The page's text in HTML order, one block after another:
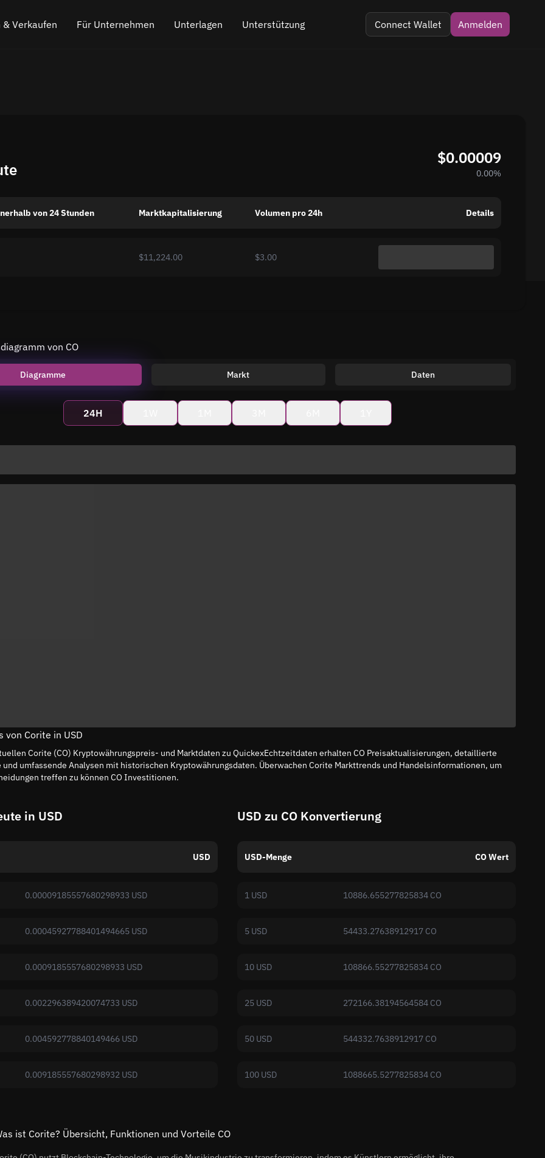
& Verkaufen Für Unternehmen
Asset-Listing
Unterlagen Unterstützung Connect Wallet Anmelden
$0.00009
0.00%
von 24 Stunden Marktkapitalisierung Volumen pro 24h Details
$11,224.00 $3.00
von CO
Diagramme Markt Daten
24H
von Corite in USD
Corite (CO) Kryptowährungspreis- und Marktdaten zu QuickexEchtzeitdaten erhalten CO Preisaktualisierungen, detaillierte
und umfassende Analysen mit historischen Kryptowährungsdaten. Überwachen Corite Markttrends und Handelsinformationen, um
treffen zu können CO Investitionen.
in USD
USD
0.00009185557680298933 USD
0.00045927788401494665 USD
0.0009185557680298933 USD
0.002296389420074733 USD
0.004592778840149466 USD
0.009185557680298932 USD
USD zu CO Konvertierung
USD-Menge CO Wert
1 USD 10886.655277825834 CO
5 USD 54433.27638912917 CO
10 USD 108866.55277825834 CO
25 USD 272166.38194564584 CO
50 USD 544332.7638912917 CO
100 USD 1088665.5277825834 CO
ist Corite? Übersicht, Funktionen und Vorteile CO